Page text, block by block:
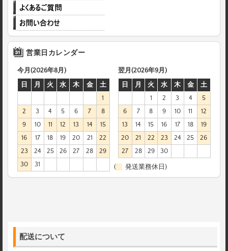
営業日カレンダー
今月(2026年8月)
日
月 火 水 木 金
土
1
2
3 4 5 6 7
8
9
10 11 12 13 14
15
16
17 18 19 20 21
22
23
24 25 26 27 28
29
30
31
翌月(2026年9月)
日
月 火 水 木 金
土
1
2 3 4
5
6
7 8 9 10 11
12
13
14 15 16 17 18
19
20
21 22 23 24 25
26
27
28 29 30
( 発送業務休日)
配送について